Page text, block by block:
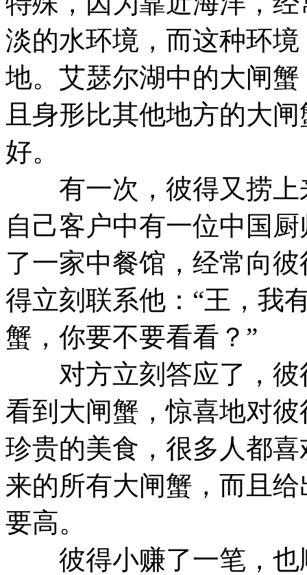
淡的水环境，而这种环
地。艾瑟尔湖中的大闸
且身形比其他地方的大
好。
有一次，彼得又捞上
自己客户中有一位中国
了一家中餐馆，经常向
得立刻联系他：“王，我
蟹，你要不要看看？”
对方立刻答应了，彼
看到大闸蟹，惊喜地对
珍贵的美食，很多人都
来的所有大闸蟹，而且
要高。
彼得小赚了一笔，也